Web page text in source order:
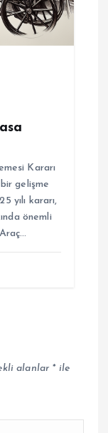
Kararı
gelişme
yılı kararı,
önemli
alanlar *ile